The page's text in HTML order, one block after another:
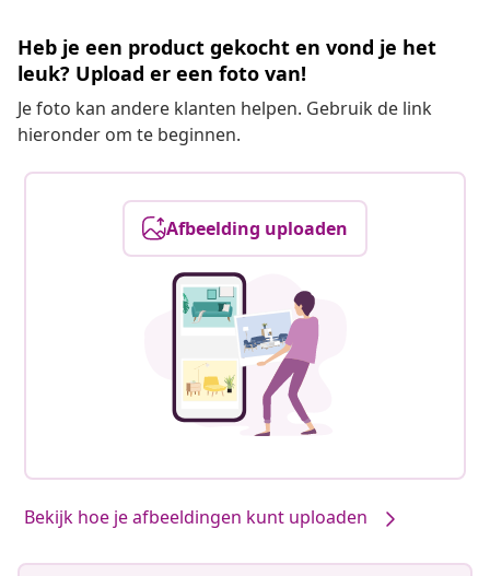
Heb je een product gekocht en vond je het
leuk? Upload er een foto van!
Je foto kan andere klanten helpen. Gebruik de link
hieronder om te beginnen.
Afbeelding uploaden
Bekijk hoe je afbeeldingen kunt uploaden